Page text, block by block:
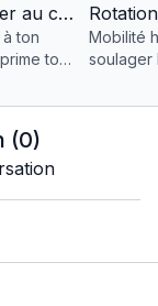
Se reconnecter au corps sacré
ton
ton
Mobilité
soulager
Plus de
(0)